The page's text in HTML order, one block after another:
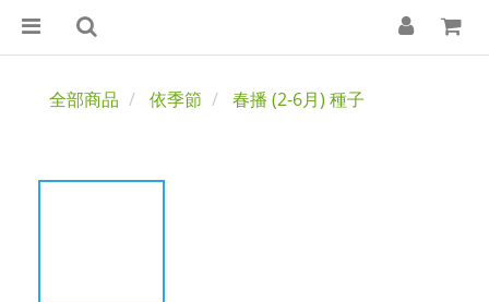
全部商品 依季節 春播 (2-6月) 種子